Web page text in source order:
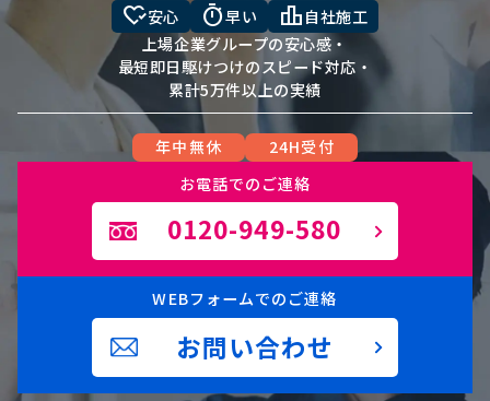
heart_check安心 timer早い leaderboard 自社施工
上場企業グループの安心感・
最短即日駆けつけのスピード対応・
累計5万件以上の実績
年中無休
24H受付
お電話でのご連絡
0120-949-580
WEBフォームでのご連絡
お問い合わせ